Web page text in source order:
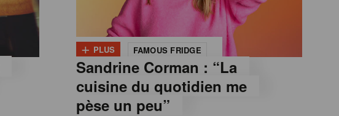
+ PLUS FAMOUS FRIDGE
Sandrine Corman : “La
cuisine du quotidien me
pèse un peu”